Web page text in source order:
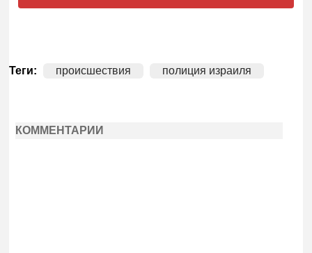
Теги: происшествия полиция израиля
КОММЕНТАРИИ